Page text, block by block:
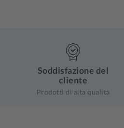
Soddisfazione del
cliente
Prodotti di alta qualità